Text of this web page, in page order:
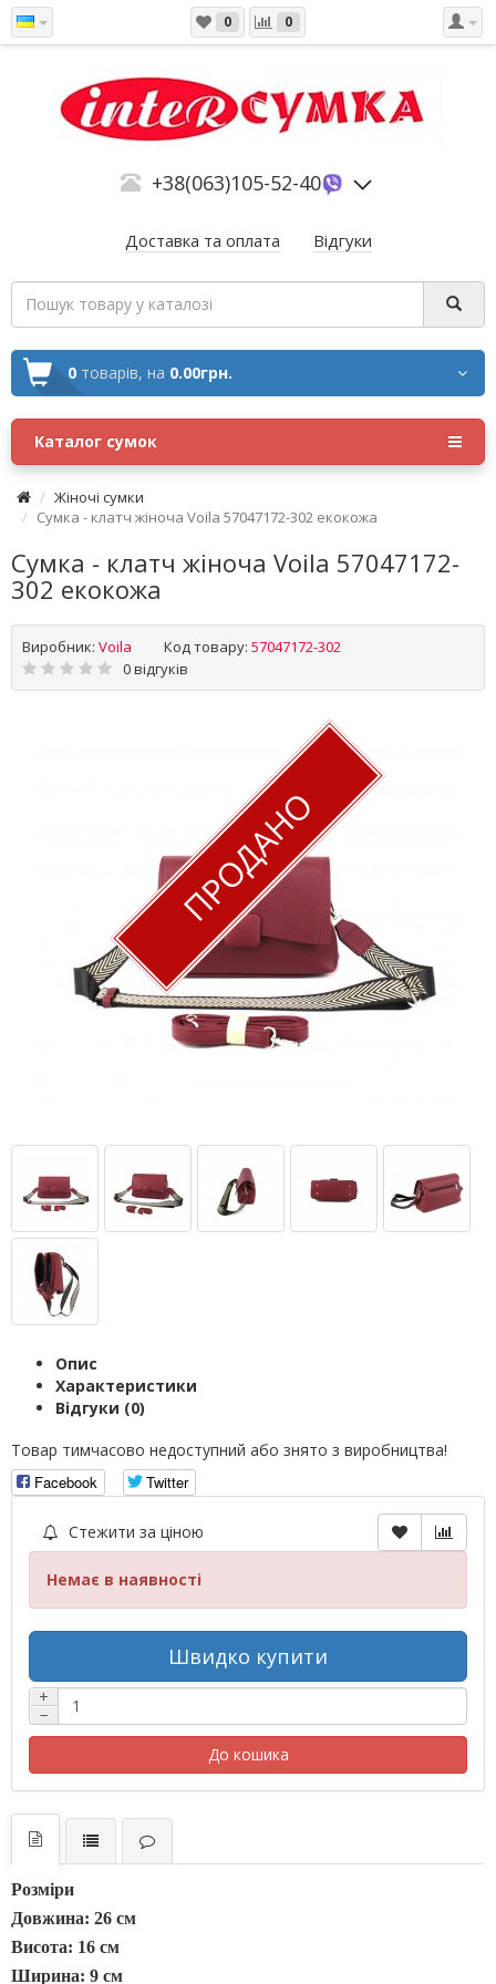
0 0
+38(063)105-52-40
Доставка та оплата Відгуки
0 товарів, на 0.00грн.
Каталог сумок
Жіночі сумки
Сумка - клатч жіноча Voila 57047172-302 екокожа
Сумка - клатч жіноча Voila 57047172-
302 екокожа
Виробник: Voila Код товару: 57047172-302
0 відгуків
ПРОДАНО
Опис
Характеристики
Відгуки (0)
Товар тимчасово недоступний або знято з виробництва!
Facebook
Twitter
Стежити за ціною
Немає в наявності
Швидко купити
+
−
До кошика
Розміри
Довжина: 26 см
Висота: 16 см
Ширина: 9 см